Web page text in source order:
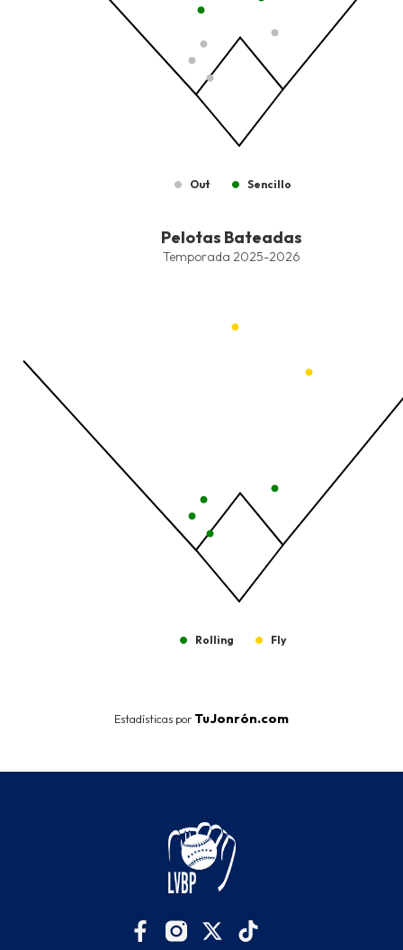
Out Sencillo
Combination chart with 6 data series.
The chart has 1 X axis displaying values. Data ranges from -
Pelotas Bateadas
Temporada 2025-2026
Rolling Fly
Estadísticas por TuJonrón.com